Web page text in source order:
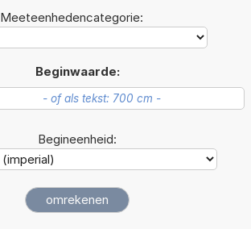
Meeteenhedencategorie:
Beginwaarde:
Begineenheid: